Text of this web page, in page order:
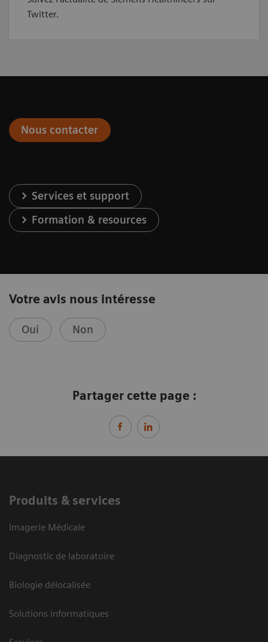
Twitter.
Nous contacter
Services et support
Formation & resources
Votre avis nous intéresse
Oui Non
Partager cette page :
Produits & services
Imagerie Médicale
Diagnostic de laboratoire
Biologie délocalisée
Solutions informatiques